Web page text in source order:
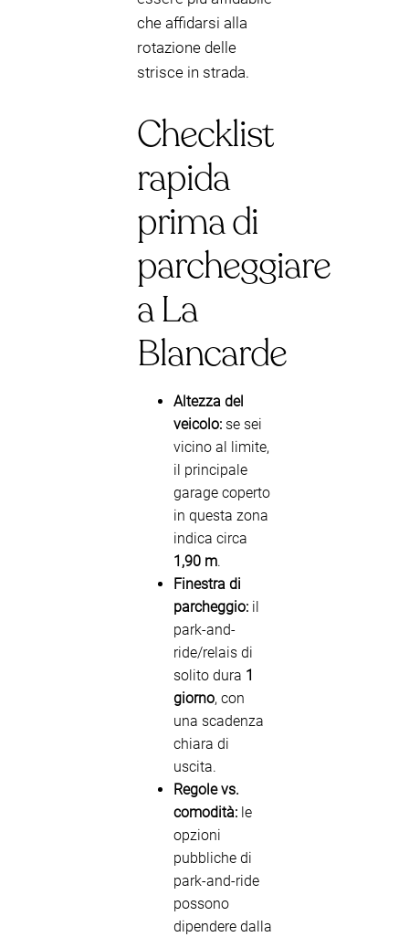
che affidarsi alla
rotazione delle
strisce in strada.
Checklist
rapida
prima di
parcheggiare
a La
Blancarde
Altezza del
veicolo: se sei
vicino al limite,
il principale
garage coperto
in questa zona
indica circa
1,90 m.
Finestra di
parcheggio: il
park-and-
ride/relais di
solito dura 1
giorno, con
una scadenza
chiara di
uscita.
Regole vs.
comodità: le
opzioni
pubbliche di
park-and-ride
possono
dipendere dalla